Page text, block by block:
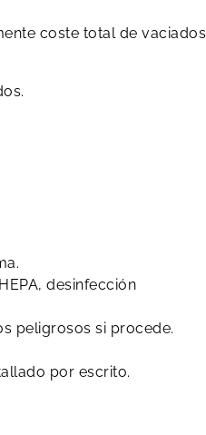
coste total de vaciados
desinfección
peligrosos si procede.
por escrito.